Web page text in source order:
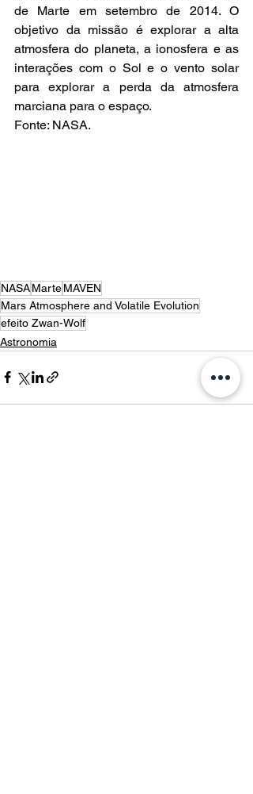
de Marte em setembro de 2014. O
objetivo da missão é explorar a alta
atmosfera do planeta, a ionosfera e as
interações com o Sol e o vento solar
para explorar a perda da atmosfera
marciana para o espaço.
Fonte: NASA.
NASAMarteMAVEN
Mars Atmosphere and Volatile Evolution
efeito Zwan-Wolf
Astronomia